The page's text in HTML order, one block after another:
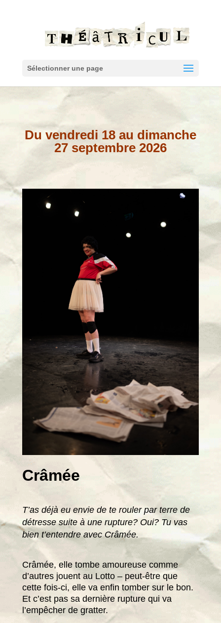
Sélectionner une page
Du vendredi 18 au dimanche
27 septembre 2026
Crâmée
T’as déjà eu envie de te rouler par terre de
détresse suite à une rupture? Oui? Tu vas
bien t’entendre avec Crâmée.
Crâmée, elle tombe amoureuse comme
d’autres jouent au Lotto – peut-être que
cette fois-ci, elle va enfin tomber sur le bon.
Et c’est pas sa dernière rupture qui va
l’empêcher de gratter.